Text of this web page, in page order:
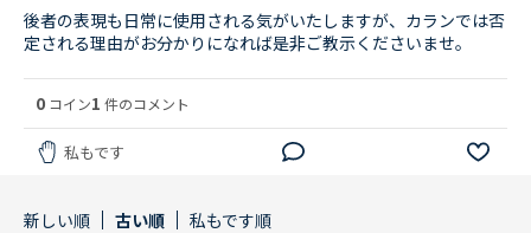
後者の表現も日常に使用される気がいたしますが、カランでは否
定される理由がお分かりになれば是非ご教示くださいませ。
0 コイン1 件のコメント
私もです
新しい順 古い順 私もです順